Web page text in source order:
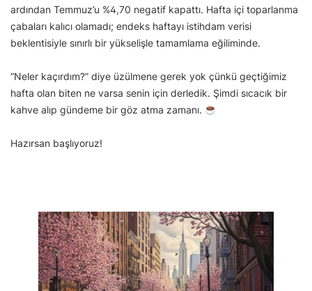
ardından Temmuz’u %4,70 negatif kapattı. Hafta içi toparlanma
çabaları kalıcı olamadı; endeks haftayı istihdam verisi
beklentisiyle sınırlı bir yükselişle tamamlama eğiliminde.
“Neler kaçırdım?” diye üzülmene gerek yok çünkü geçtiğimiz
hafta olan biten ne varsa senin için derledik. Şimdi sıcacık bir
kahve alıp gündeme bir göz atma zamanı.
Hazırsan başlıyoruz!